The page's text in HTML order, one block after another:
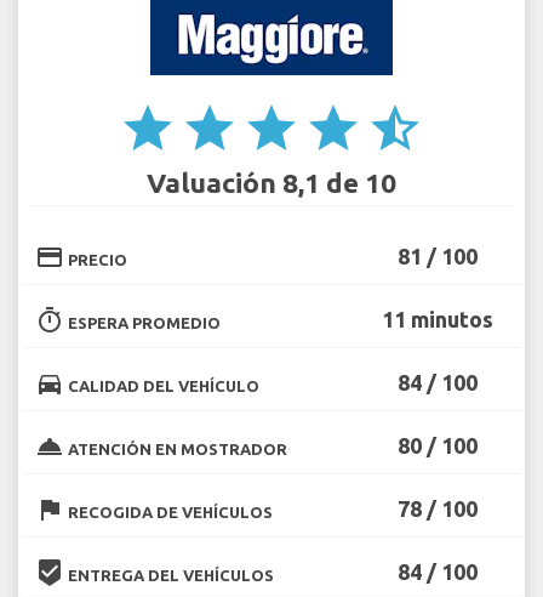
star star star star star_half
Valuación 8,1 de 10
credit_card PRECIO 81 / 100
timer ESPERA PROMEDIO 11 minutos
directions_car CALIDAD DEL VEHÍCULO 84 / 100
room_service ATENCIÓN EN MOSTRADOR 80 / 100
flag RECOGIDA DE VEHÍCULOS 78 / 100
beenhere ENTREGA DEL VEHÍCULOS 84 / 100